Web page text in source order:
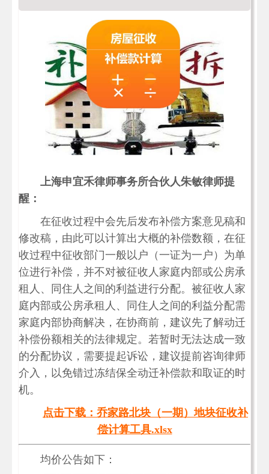
上海申宜禾律师事务所合伙人朱敏律师提
醒：
在征收过程中会先后发布补偿方案意见稿和
修改稿，由此可以计算出大概的补偿数额，在征
收过程中征收部门一般以户（一证为一户）为单
位进行补偿，并不对被征收人家庭内部或公房承
租人、同住人之间的利益进行分配。被征收人家
庭内部或公房承租人、同住人之间的利益分配需
家庭内部协商解决，在协商前，建议先了解动迁
补偿份额相关的法律规定。若暂时无法达成一致
的分配协议，需要提起诉讼，建议提前咨询律师
介入，以免错过冻结保全动迁补偿款和取证的时
机。
点击下载：乔家路北块（一期）地块征收补
偿计算工具.xlsx
均价公告如下：